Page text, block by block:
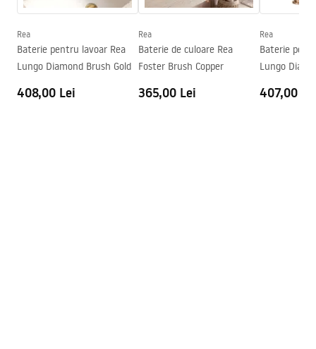
Tehnologia de acoperire
PVD
Diametru pentru conectare
Garantie
5 ani
Rea
Baterie pentru lavoar Rea
Lungo Diamond Brush Gold
408,00 Lei
Rea
Baterie de culoare Rea
Foster Brush Copper
365,00 Lei
Rea
Baterie
Lungo
407,00